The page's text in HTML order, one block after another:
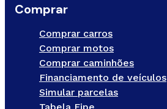
Comprar
Comprar carros
Comprar motos
Comprar caminhões
Financiamento de veículos
Simular parcelas